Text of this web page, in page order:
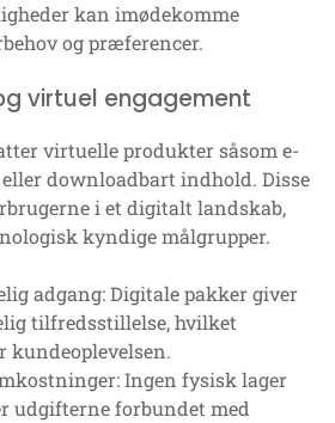
kan imødekomme
og præferencer.
virtuel engagement
virtuelle produkter såsom e-
downloadbart indhold. Disse
i et digitalt landskab,
kyndige målgrupper.
adgang: Digitale pakker giver
tilfredsstillelse, hvilket
kundeoplevelsen.
Ingen fysisk lager
udgifterne forbundet med